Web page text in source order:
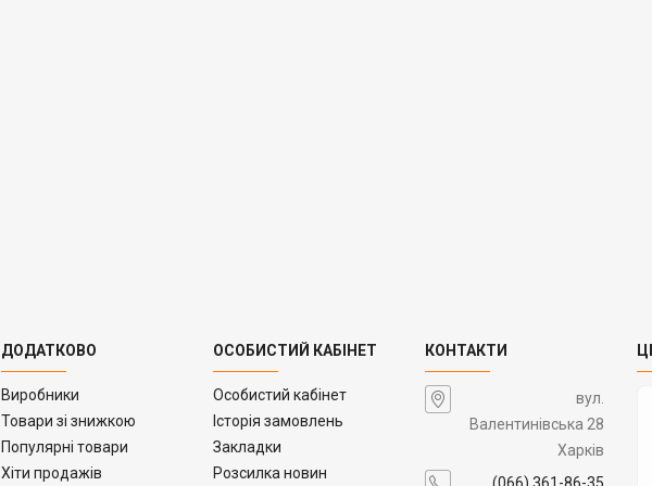
ДОДАТКОВО
Виробники
Товари зі знижкою
Популярні товари
Хіти продажів
ОСОБИСТИЙ КАБІНЕТ
Особистий кабінет
Історія замовлень
Закладки
Розсилка новин
КОНТАКТИ
вул.
Валентинівська 28
Харків